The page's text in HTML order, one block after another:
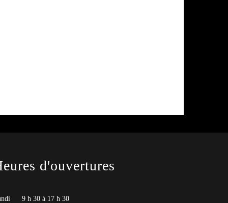
d'ouvertures
9 h 30 à 17 h 30